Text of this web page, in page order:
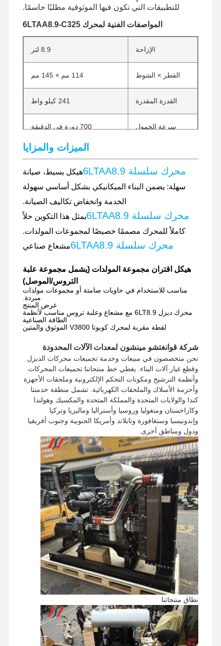
الصفحة
الرئيسية
المنتجات برنامج VR حولنا
جولة في
المصنع
مراقبة الجودة اتصل بنا أخبار
الحالات
محرك بيركنز
محرك يانمار
محرك كوبوتا
محرك إسوزو
محرك الكمون
للتطبيقات التي تكون فيها الموثوقية مطلبًا حاسمًا.
المواصفات الفنية لمحرك 6LTAA8.9-C325
الإزاحة 8.9 لتر
القطر × الشوط 114 مم × 145 مم
القدرة المقدرة 241 كيلو واط
سرعة الخمول 700 دورة في الدقيقة
2000 دورة في الدقيقة
الوزن الصافي
للمحرك
الميزات والمزايا
محرك سلسلة 6LTAA8.9
هيكل بسيط، صيانة
سهلة: يضمن البناء الميكانيكي بشكل أساسي سهولة
الخدمة وانخفاض تكاليف الصيانة.
محرك سلسلة 6LTAA8.9
يمثل هذا التكوين حلاً
كاملاً للمحرك مصممًا خصيصًا لمجموعات المولدات.
محرك سلسلة 6LTAA8.9 مشعاع صناعي
هيكل اقتران مجموعة المولدات (يشمل مجموعة علبة
التروس/الموصل)
مناسب للاستخدام في حاويات صامتة أو مجموعات مولدات
مبردة.
عرض المنتج
محرك ديزل 6LT8.9 مع مشعاع وعلبة تروس مناسب لأنظمة
الطاقة الصناعية
لقطة مقربة لمحرك كوبوتا V3800 الموثوق والمتين
شركة قوانغتشو مينشون لمعدات الآلات المحدودة
نحن متخصصون في مبيعات وخدمة تجميعات محركات الديزل
وقطع غيار آلات البناء. يغطي خط منتجاتنا تجميعات المحركات
وأنظمة الترشيح ومكونات التحكم الإلكترونية وملحقات الأجهزة
وأحزمة الأسلاك والملحقات الكهربائية. تشمل منطقة خدمتنا
كندا والولايات المتحدة والمملكة المتحدة والمكسيك وهولندا
وكازاخستان ومنغوليا وروسيا وأستراليا وماليزيا وتركيا
وإندونيسيا وسنغافورة وتايلاند وأمريكا الجنوبية وجنوب أفريقيا
ودول ومناطق أخرى.
نطاق منتجاتنا